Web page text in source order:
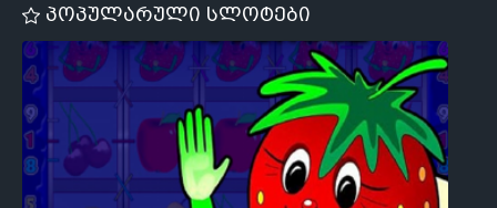
პოპულარული სლოტები